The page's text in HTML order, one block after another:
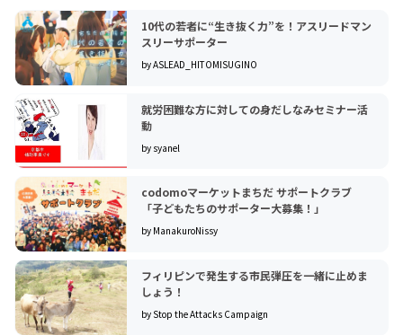
10代の若者に“生き抜く力”を！アスリードマン
スリーサポーター
by ASLEAD_HITOMISUGINO
就労困難な方に対しての身だしなみセミナー活
動
by syanel
codomoマーケットまちだ サポートクラブ
「子どもたちのサポーター大募集！」
by ManakuroNissy
フィリピンで発生する市民弾圧を一緒に止めま
しょう！
by Stop the Attacks Campaign